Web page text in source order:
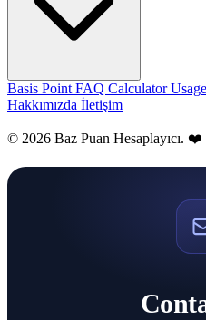
Basis Point FAQ Calculator
Hakkımızda İletişim
© 2026 Baz Puan Hesaplayıcı.